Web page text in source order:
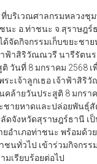
ที่บริเวณศาลกรมหลวงชุ
นะ อ.ท่าชนะ จ.สุราษฎร์
จัดกิจกรรมเก็บขยะชาย
จ้าฟ้าสิริวัณณวรี นารีรัตน
วันที่ 8 มกราคม 2568 เ
ระเจ้าลูกเธอ เจ้าฟ้าสิ
ล้ายวันประสูติ 8 มกรา
ชายหาดและปล่อยพันธุ์
ดจังหวัดสุราษฎร์ธานี เ
ยอำเภอท่าชนะ พร้อมด้ว
นทั่วไป เข้าร่วมกิจกรร
มเรียบร้อยต่อไป